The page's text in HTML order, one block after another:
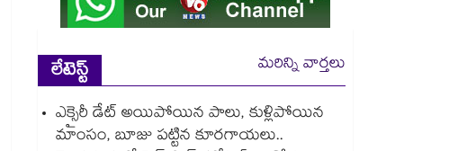
లేటెస్ట్
మరిన్ని వార్తలు
ఎక్సైరీ డేట్ అయిపోయిన పాలు, కుళ్లిపోయిన
మాంసం, బూజు పట్టిన కూరగాయలు..